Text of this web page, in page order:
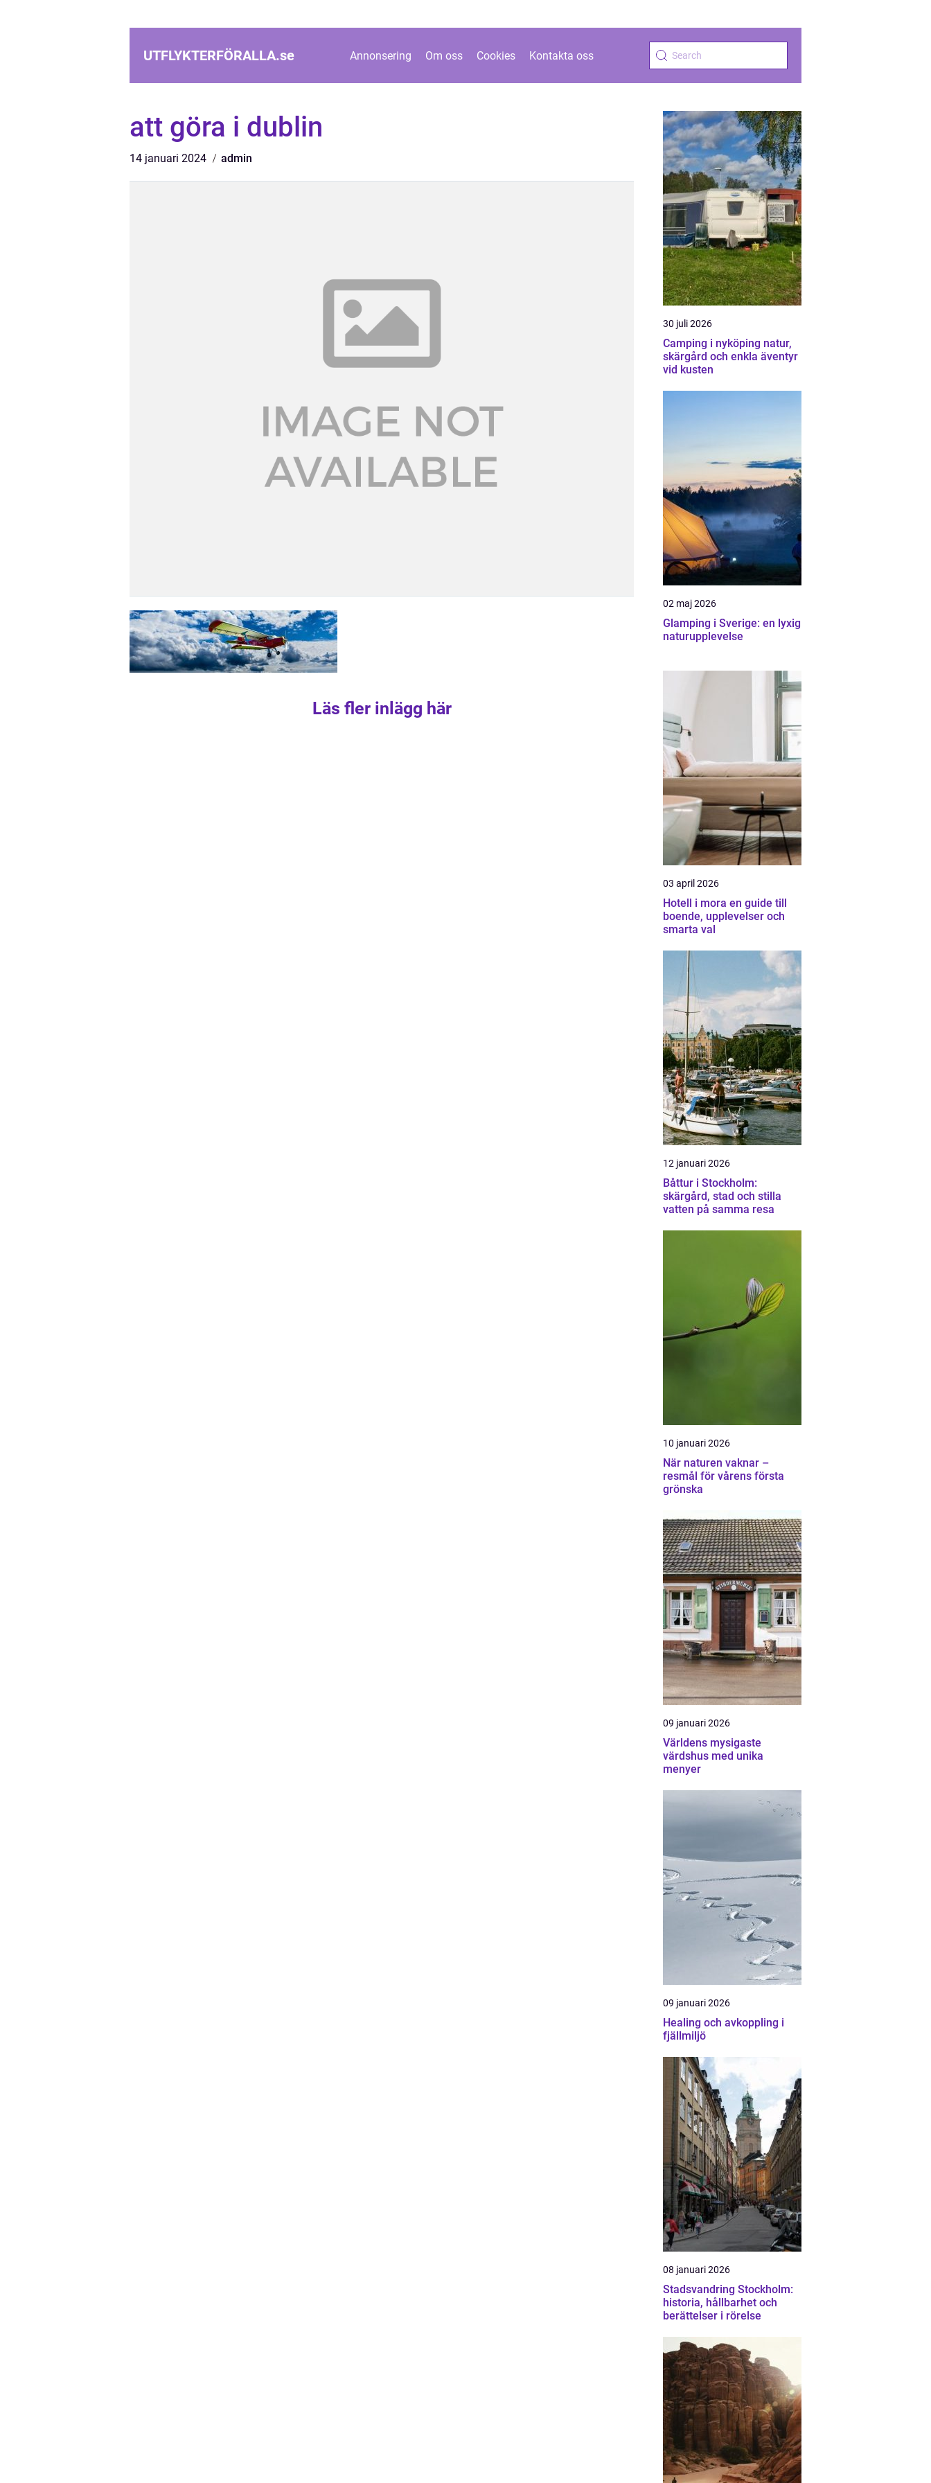
UTFLYKTERFÖRALLA.se Annonsering Om oss Cookies Kontakta oss
att göra i dublin
14 januari 2024 admin
Läs fler inlägg här
30 juli 2026
Camping i nyköping natur,
skärgård och enkla äventyr
vid kusten
02 maj 2026
Glamping i Sverige: en lyxig
naturupplevelse
03 april 2026
Hotell i mora en guide till
boende, upplevelser och
smarta val
12 januari 2026
Båttur i Stockholm:
skärgård, stad och stilla
vatten på samma resa
10 januari 2026
När naturen vaknar –
resmål för vårens första
grönska
09 januari 2026
Världens mysigaste
värdshus med unika
menyer
09 januari 2026
Healing och avkoppling i
fjällmiljö
08 januari 2026
Stadsvandring Stockholm:
historia, hållbarhet och
berättelser i rörelse